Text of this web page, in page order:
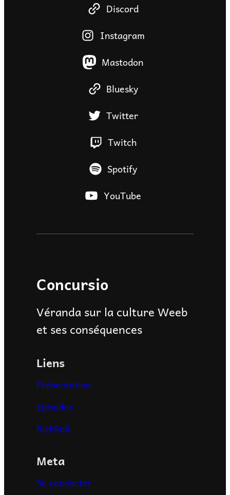
Discord
Instagram
Mastodon
Bluesky
Twitter
Twitch
Spotify
YouTube
Concursio
Véranda sur la culture Weeb
et ses conséquences
Liens
Présentation
Episodes
RickRoll
Meta
Se connecter